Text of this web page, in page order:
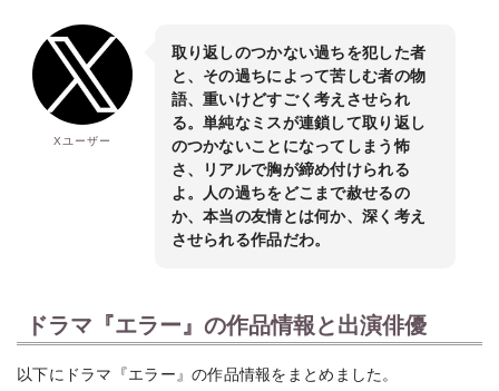
Xユーザー
取り返しのつかない過ちを犯した者
と、その過ちによって苦しむ者の物
語、重いけどすごく考えさせられ
る。単純なミスが連鎖して取り返し
のつかないことになってしまう怖
さ、リアルで胸が締め付けられる
よ。人の過ちをどこまで赦せるの
か、本当の友情とは何か、深く考え
させられる作品だわ。
ドラマ『エラー』の作品情報と出演俳優
以下にドラマ『エラー』の作品情報をまとめました。